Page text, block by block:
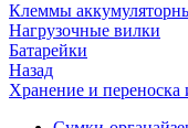
Клеммы
Нагрузочные вилки
Батарейки
Назад
Хранение и переноска